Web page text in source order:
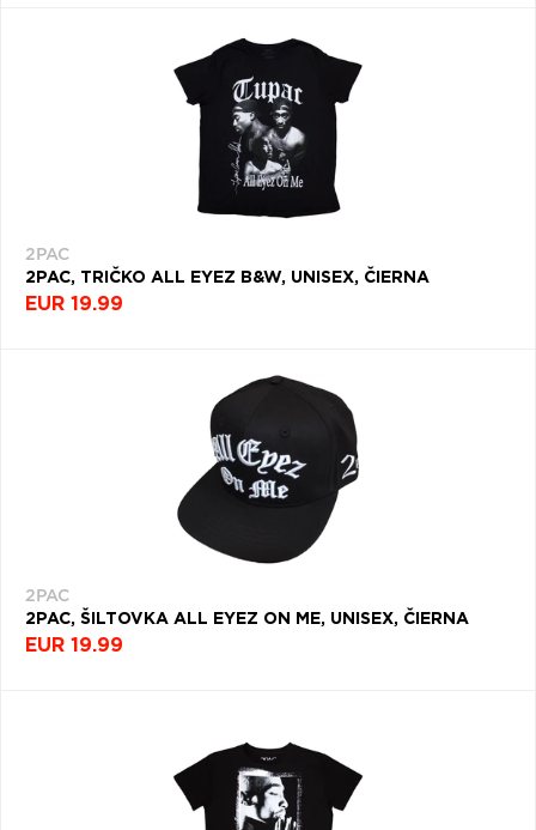
2PAC
2PAC, TRIČKO ALL EYEZ B&W, UNISEX, ČIERNA
EUR 19.99
2PAC
2PAC, ŠILTOVKA ALL EYEZ ON ME, UNISEX, ČIERNA
EUR 19.99